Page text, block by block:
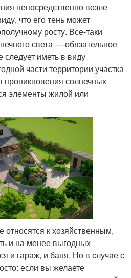
непосредственно возле
что его тень может
росту. Все-таки
света — обязательное
следует иметь в виду
части территории участка
проникновения солнечных
элементы жилой или
относятся к хозяйственным,
и на менее выгодных
и гараж, и баня. Но в случае с
если вы желаете